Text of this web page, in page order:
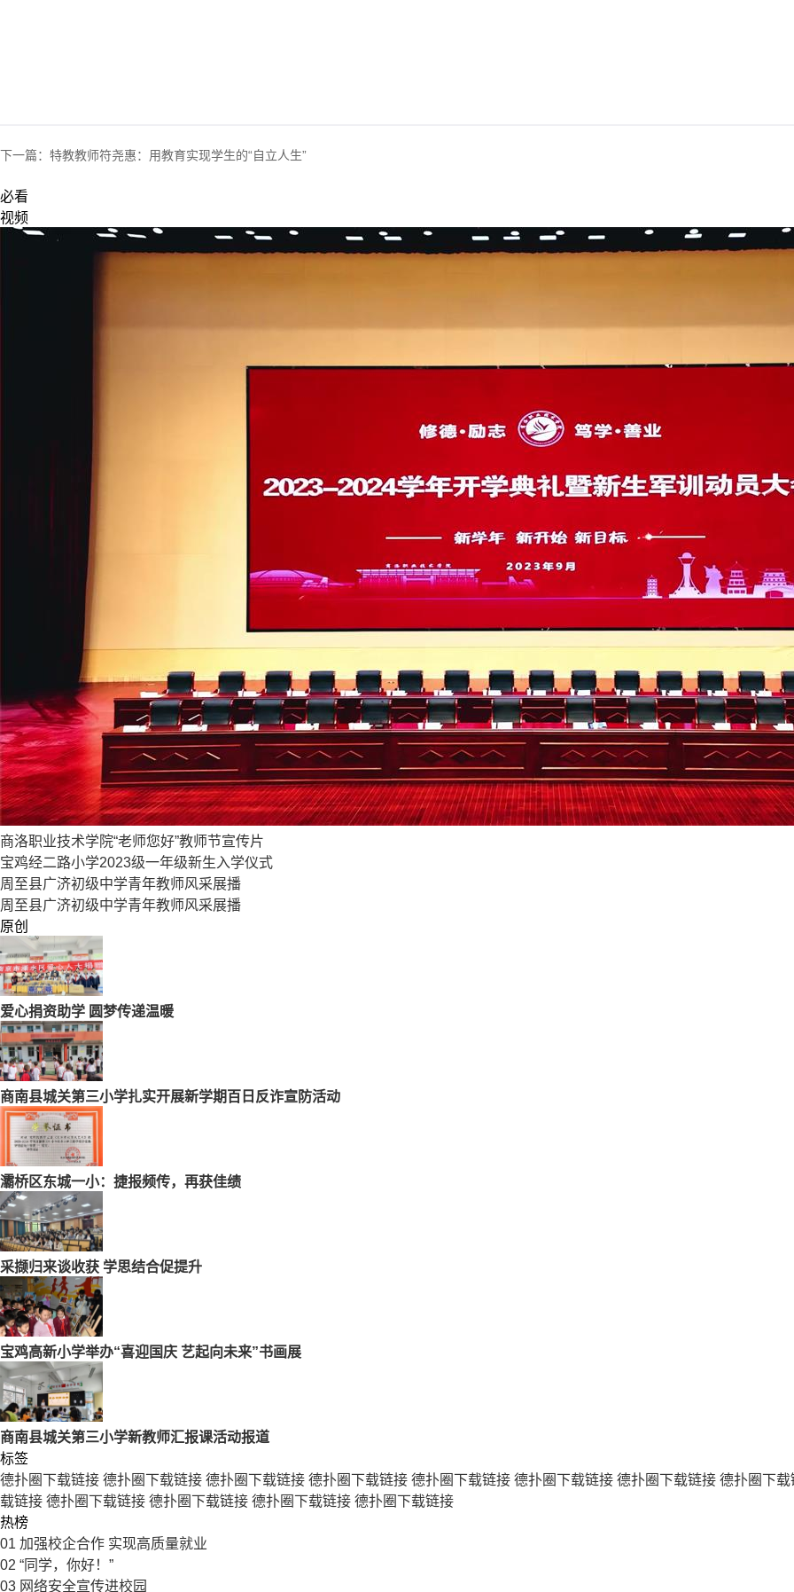
下一篇： 特教教师符尧惠：用教育实现学生的“自立人生”
必看
视频
商洛职业技术学院“老师您好”教师节宣传片
宝鸡经二路小学2023级一年级新生入学仪式
周至县广济初级中学青年教师风采展播
周至县广济初级中学青年教师风采展播
原创
爱心捐资助学 圆梦传递温暖
商南县城关第三小学扎实开展新学期百日反诈宣防活动
灞桥区东城一小：捷报频传，再获佳绩
采撷归来谈收获 学思结合促提升
宝鸡高新小学举办“喜迎国庆 艺起向未来”书画展
商南县城关第三小学新教师汇报课活动报道
标签
德扑圈下载链接 德扑圈下载链接 德扑圈下载链接 德扑圈下载链接 德扑圈下载链接 德扑圈下载链接 德扑圈下载链接 德扑圈下载
载链接 德扑圈下载链接 德扑圈下载链接 德扑圈下载链接 德扑圈下载链接
热榜
01 加强校企合作 实现高质量就业
02 “同学，你好！”
03 网络安全宣传进校园